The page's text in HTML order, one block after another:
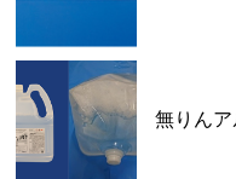
無りん